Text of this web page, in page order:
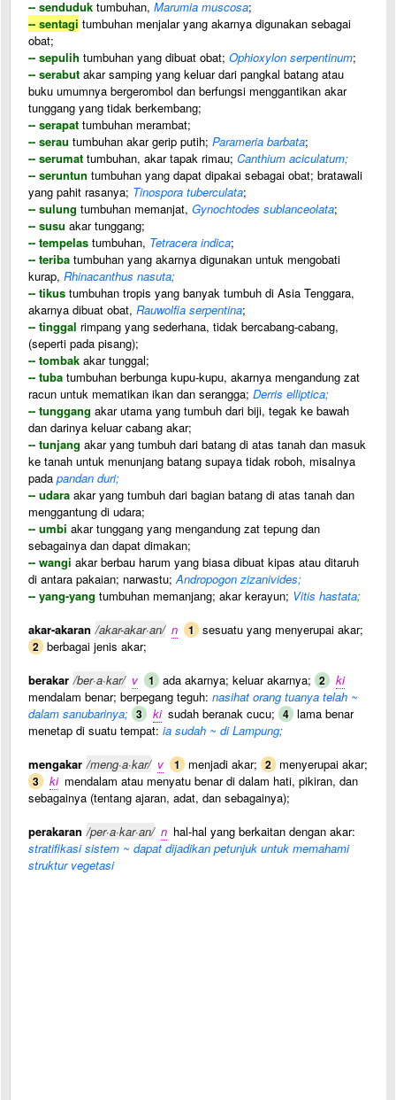
-- senduduk tumbuhan, Marumia muscosa;
-- sentagi tumbuhan menjalar yang akarnya digunakan sebagai
obat;
-- sepulih tumbuhan yang dibuat obat; Ophioxylon serpentinum;
-- serabut akar samping yang keluar dari pangkal batang atau
buku umumnya bergerombol dan berfungsi menggantikan akar
tunggang yang tidak berkembang;
-- serapat tumbuhan merambat;
-- serau tumbuhan akar gerip putih; Parameria barbata;
-- serumat tumbuhan, akar tapak rimau; Canthium aciculatum;
-- seruntun tumbuhan yang dapat dipakai sebagai obat; bratawali
yang pahit rasanya; Tinospora tuberculata;
-- sulung tumbuhan memanjat, Gynochtodes sublanceolata;
-- susu akar tunggang;
-- tempelas tumbuhan, Tetracera indica;
-- teriba tumbuhan yang akarnya digunakan untuk mengobati
kurap, Rhinacanthus nasuta;
-- tikus tumbuhan tropis yang banyak tumbuh di Asia Tenggara,
akarnya dibuat obat, Rauwolfia serpentina;
-- tinggal rimpang yang sederhana, tidak bercabang-cabang,
(seperti pada pisang);
-- tombak akar tunggal;
-- tuba tumbuhan berbunga kupu-kupu, akarnya mengandung zat
racun untuk mematikan ikan dan serangga; Derris elliptica;
-- tunggang akar utama yang tumbuh dari biji, tegak ke bawah
dan darinya keluar cabang akar;
-- tunjang akar yang tumbuh dari batang di atas tanah dan masuk
ke tanah untuk menunjang batang supaya tidak roboh, misalnya
pada pandan duri;
-- udara akar yang tumbuh dari bagian batang di atas tanah dan
menggantung di udara;
-- umbi akar tunggang yang mengandung zat tepung dan
sebagainya dan dapat dimakan;
-- wangi akar berbau harum yang biasa dibuat kipas atau ditaruh
di antara pakaian; narwastu;Andropogon zizanivides;
-- yang-yang tumbuhan memanjang; akar kerayun; Vitis hastata;
akar-akaran /akar-akar·an/ n 1 sesuatu yang menyerupai akar;
2 berbagai jenis akar;
berakar /ber·a·kar/ v 1 ada akarnya; keluar akarnya; 2
ki
mendalam benar; berpegang teguh: nasihat orang tuanya telah ~
dalam sanubarinya; 3 ki sudah beranak cucu; 4 lama benar
menetap di suatu tempat: ia sudah ~ di Lampung;
mengakar /meng·a·kar/ v 1 menjadi akar; 2 menyerupai akar;
3 ki mendalam atau menyatu benar di dalam hati, pikiran, dan
sebagainya (tentang ajaran, adat, dan sebagainya);
perakaran /per·a·kar·an/ n hal-hal yang berkaitan dengan akar:
stratifikasi sistem ~ dapat dijadikan petunjuk untuk memahami
struktur vegetasi